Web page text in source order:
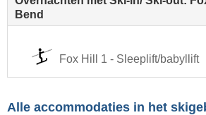
Bend
Fox Hill 1 - Sleeplift/babyllift
Alle accommodaties in het